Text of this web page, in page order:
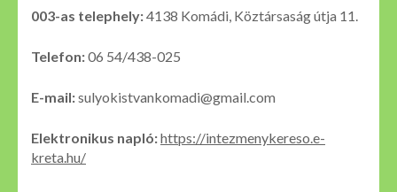
003-as telephely:4138 Komádi, Köztársaság útja 11.
Telefon:06 54/438-025
E-mail:sulyokistvankomadi@gmail.com
Elektronikus napló:https://intezmenykereso.e-
kreta.hu/